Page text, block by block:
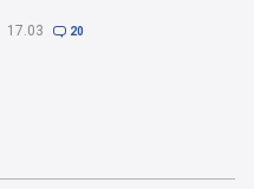
17.03  20